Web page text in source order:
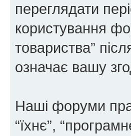
переглядати
користування
товариства”
означає вашу
Наші форуми
“їхнє”,